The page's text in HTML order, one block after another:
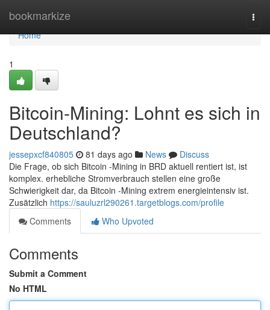
bookmarkize
Home
Home
1
Bitcoin-Mining: Lohnt es sich in
Deutschland?
jessepxcf840805 81 days ago News
Discuss
Die Frage, ob sich Bitcoin -Mining in BRD aktuell rentiert ist, ist
komplex. erhebliche Stromverbrauch stellen eine große
Schwierigkeit dar, da Bitcoin -Mining extrem energieintensiv ist.
Zusätzlich https://sauluzrl290261.targetblogs.com/profile
Comments
Who Upvoted
Comments
Submit a Comment
No HTML